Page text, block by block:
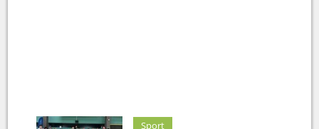
Sport